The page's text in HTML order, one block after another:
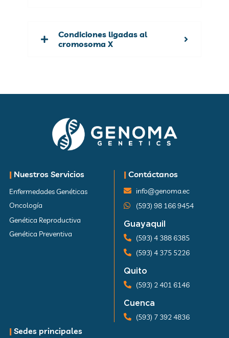
Condiciones ligadas al
cromosoma X
| Nuestros Servicios
Enfermedades Genéticas
Oncología
Genética Reproductiva
Genética Preventiva
| Contáctanos
info@genoma.ec
(593) 98 166 9454
Guayaquil
(593) 4 388 6385
(593) 4 375 5226
Quito
(593) 2 401 6146
Cuenca
(593) 7 392 4836
| Sedes principales